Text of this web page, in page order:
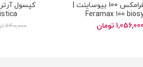
کپسول فرامکس 100 بیوساینت |
Feramax 100
تومان
کپسول
640,000